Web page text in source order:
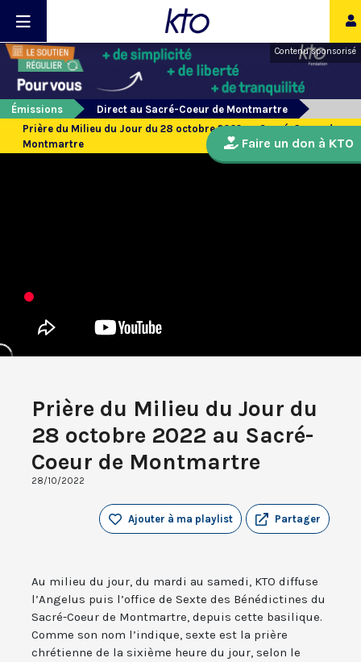
Contenu sponsorisé
Émissions
Direct au Sacré-Coeur de Montmartre
Prière du Milieu du Jour du 28 octobre 2022 au Sacré-Coeur de
Montmartre
Prière du Milieu du Jour du
28 octobre 2022 au Sacré-
Coeur de Montmartre
28/10/2022
Partager
Ajouter à ma playlist
Au milieu du jour, du mardi au samedi, KTO diffuse
l’Angelus puis l’office de Sexte des Bénédictines du
Sacré-Coeur de Montmartre, depuis cette basilique.
Comme son nom l’indique, sexte est la prière
chrétienne de la sixième heure du jour, selon le
Faire un don à KTO